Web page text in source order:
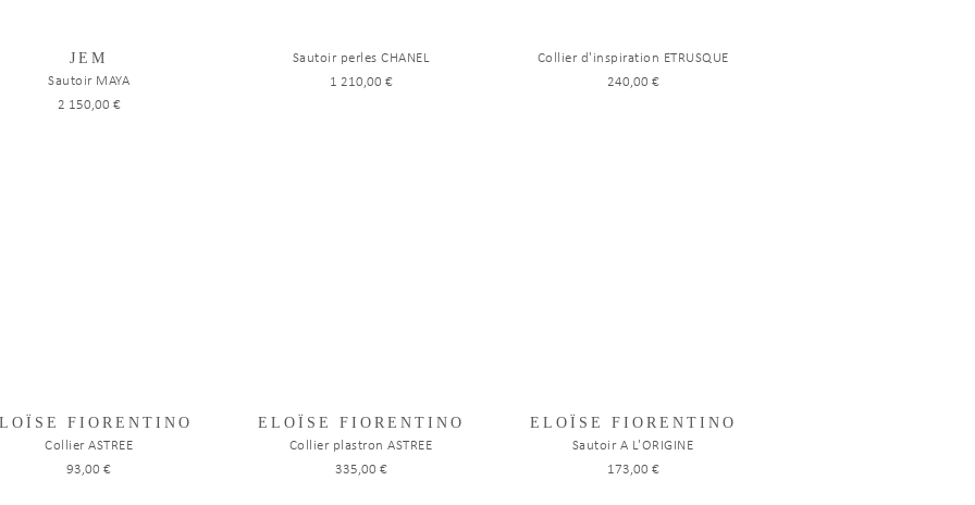
JEM
Sautoir MAYA
2 150,00 €
Sautoir perles CHANEL
1 210,00 €
Collier d'inspiration ETRUSQUE
240,00 €
FIORENTINO
Collier ASTREE
93,00 €
ELOÏSE FIORENTINO
Collier plastron ASTREE
335,00 €
ELOÏSE FIORENTINO
Sautoir A L'ORIGINE
173,00 €